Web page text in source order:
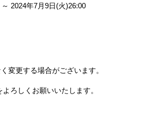
2024年7月9日(火)26:00
変更する場合がございます。
ろしくお願いいたします。